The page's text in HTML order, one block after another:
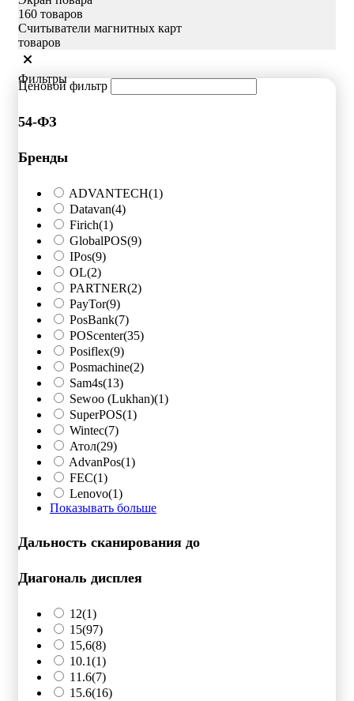
160 товаров
Считыватели магнитных карт
товаров
Фильтры
Ценовой фильтр
54-ФЗ
Бренды
ADVANTECH(1)
Datavan(4)
Firich(1)
GlobalPOS(9)
IPos(9)
OL(2)
PARTNER(2)
PayTor(9)
PosBank(7)
POScenter(35)
Posiflex(9)
Posmachine(2)
Sam4s(13)
Sewoo (Lukhan)(1)
SuperPOS(1)
Wintec(7)
Атол(29)
AdvanPos(1)
FEC(1)
Lenovo(1)
Показывать больше
Дальность сканирования до
Диагональ дисплея
12(1)
15(97)
15,6(8)
10.1(1)
11.6(7)
15.6(16)